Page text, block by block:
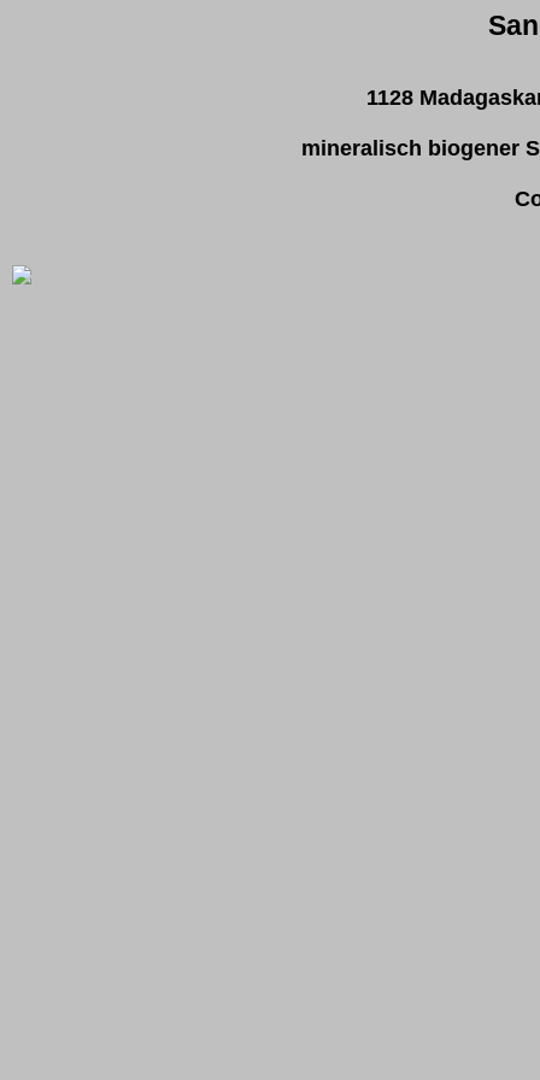
1128
mineralisch biogener